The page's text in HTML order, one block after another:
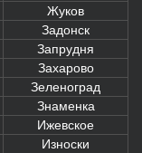
Жуков
Задонск
Запрудня
Захарово
Зеленоград
Знаменка
Ижевское
Износки